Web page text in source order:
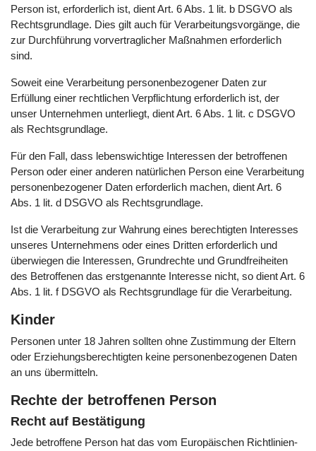
Person ist, erforderlich ist, dient Art. 6 Abs. 1 lit. b DSGVO als
Rechtsgrundlage. Dies gilt auch für Verarbeitungsvorgänge, die
zur Durchführung vorvertraglicher Maßnahmen erforderlich
sind.
Soweit eine Verarbeitung personenbezogener Daten zur
Erfüllung einer rechtlichen Verpflichtung erforderlich ist, der
unser Unternehmen unterliegt, dient Art. 6 Abs. 1 lit. c DSGVO
als Rechtsgrundlage.
Für den Fall, dass lebenswichtige Interessen der betroffenen
Person oder einer anderen natürlichen Person eine Verarbeitung
personenbezogener Daten erforderlich machen, dient Art. 6
Abs. 1 lit. d DSGVO als Rechtsgrundlage.
Ist die Verarbeitung zur Wahrung eines berechtigten Interesses
unseres Unternehmens oder eines Dritten erforderlich und
überwiegen die Interessen, Grundrechte und Grundfreiheiten
des Betroffenen das erstgenannte Interesse nicht, so dient Art. 6
Abs. 1 lit. f DSGVO als Rechtsgrundlage für die Verarbeitung.
Kinder
Personen unter 18 Jahren sollten ohne Zustimmung der Eltern
oder Erziehungsberechtigten keine personenbezogenen Daten
an uns übermitteln.
Rechte der betroffenen Person
Recht auf Bestätigung
Jede betroffene Person hat das vom Europäischen Richtlinien-